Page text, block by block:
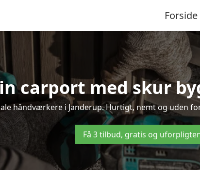
Forside
carport med skur
håndværkere i Janderup. Hurtigt, nemt og uden
Få 3 tilbud, gratis og